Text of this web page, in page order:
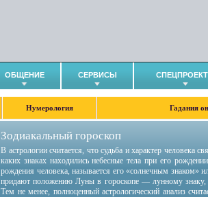
ОБЩЕНИЕ СЕРВИСЫ
Нумерология Гадания
Зодиакальный гороскоп
В астрологии считается, что судьба и характер человека
каких знаках находились небесные тела при его
рождения человека, называется его «солнечным знаком»
придают положению Луны в гороскопе — лунному
Тем не менее, полноценный астрологический анализ